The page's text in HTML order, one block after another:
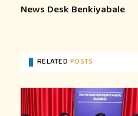
News Desk Benkiyabale
RELATEDPOSTS